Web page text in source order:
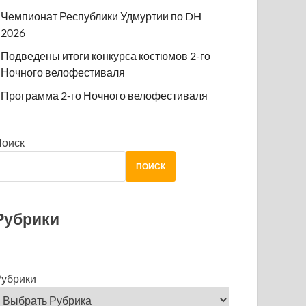
Чемпионат Республики Удмуртии по DH
2026
Подведены итоги конкурса костюмов 2-го
Ночного велофестиваля
Программа 2-го Ночного велофестиваля
ПОИСК